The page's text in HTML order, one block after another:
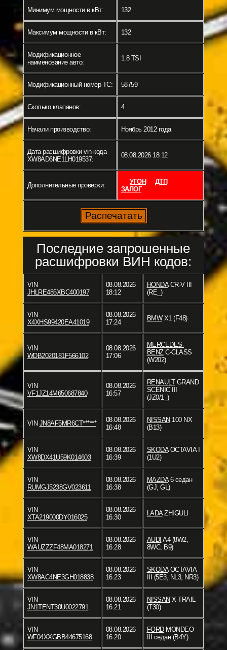
Минимум мощности в кВт: 132
Максимум мощности в кВт: 132
Модификационное
наименование авто:
1.8 TSI
Модификационный номер ТС: 58759
Сколько клапанов: 4
Начали производство: Ноябрь 2012 года
Дата расшифровки vin кода
XW8AD6NE1LH019537:
08.08.2026 18:12
Дополнительные проверки: УГОН
ДТП
ЗАЛОГ
Последние запрошенные
расшифровки ВИН кодов:
VIN
JHLRE485XBC400197
08.08.2026
18:12
HONDACR-V III
(RE_)
VIN
X4XHS99420EA41019
08.08.2026
17:24
BMWX1 (F48)
VIN
WDB2020181F566102
08.08.2026
17:06
MERCEDES-
BENZC-CLASS
(W202)
VIN
VF1JZ14M650687840
08.08.2026
16:57
RENAULTGRAND
SCÉNIC III
(JZ0/1_)
VIN JN8AF5MR6CT******
08.08.2026
16:48
NISSAN 100 NX
(B13)
VIN
XW8DX41U59K014603
08.08.2026
16:39
SKODAOCTAVIA I
(1U2)
VIN
RUMGJ5238GV023611
08.08.2026
16:38
MAZDA6 седан
(GJ, GL)
VIN
XTA219000DY016025
08.08.2026
16:30
LADAZHIGULI
VIN
WAUZZZF48MA018271
08.08.2026
16:28
AUDI A4 (8W2,
8WC, B9)
VIN
XW8AC4NE3GH018838
08.08.2026
16:23
SKODAOCTAVIA
III (5E3, NL3, NR3)
VIN
JN1TENT30U0022791
08.08.2026
16:21
NISSAN X-TRAIL
(T30)
VIN
WF04XXGBB44675168
08.08.2026
16:20
FORDMONDEO
III седан (B4Y)